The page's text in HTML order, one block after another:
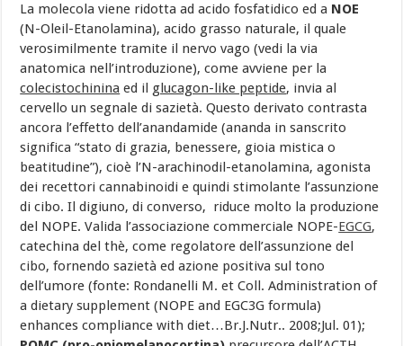
La molecola viene ridotta ad acido fosfatidico ed a NOE
(N-Oleil-Etanolamina), acido grasso naturale, il quale
verosimilmente tramite il nervo vago (vedi la via
anatomica nell’introduzione), come avviene per la
colecistochinina ed il glucagon-like peptide, invia al
cervello un segnale di sazietà. Questo derivato contrasta
ancora l’effetto dell’anandamide (ananda in sanscrito
significa “stato di grazia, benessere, gioia mistica o
beatitudine”), cioè l’N-arachinodil-etanolamina, agonista
dei recettori cannabinoidi e quindi stimolante l’assunzione
di cibo. Il digiuno, di converso, riduce molto la produzione
del NOPE. Valida l’associazione commerciale NOPE-EGCG,
catechina del thè, come regolatore dell’assunzione del
cibo, fornendo sazietà ed azione positiva sul tono
dell’umore (fonte: Rondanelli M. et Coll. Administration of
a dietary supplement (NOPE and EGC3G formula)
enhances compliance with diet…Br.J.Nutr.. 2008;Jul. 01);